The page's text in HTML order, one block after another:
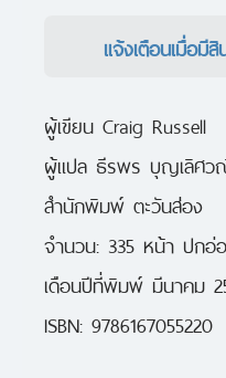
แจ้งเตือนเมื่อมี
ผู้เขียน Craig Russell
ผู้แปล ธีรพร บุญเลิศว
สำนักพิมพ์ ตะวันส่อง
จำนวน: 335 หน้า ปกอ่
เดือนปีที่พิมพ์ มีนาคม
ISBN: 9786167055220